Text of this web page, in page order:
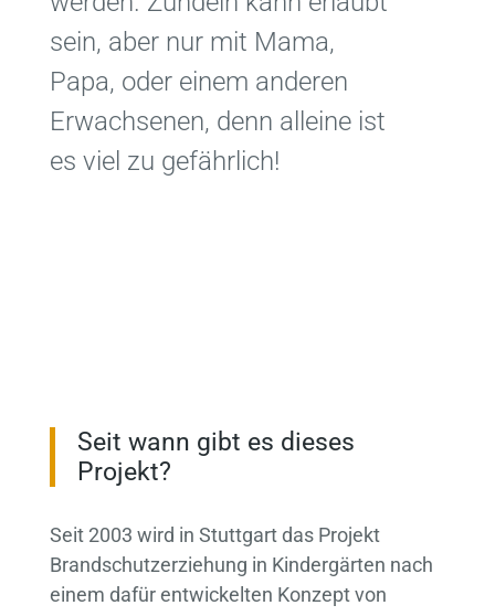
sein, aber nur mit Mama,
Papa, oder einem anderen
Erwachsenen, denn alleine ist
es viel zu gefährlich!
Seit wann gibt es dieses
Projekt?
Seit 2003 wird in Stuttgart das Projekt
Brandschutzerziehung in Kindergärten nach
einem dafür entwickelten Konzept von